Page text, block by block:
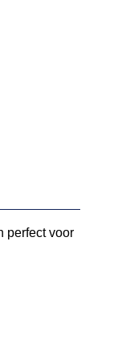
perfect voor